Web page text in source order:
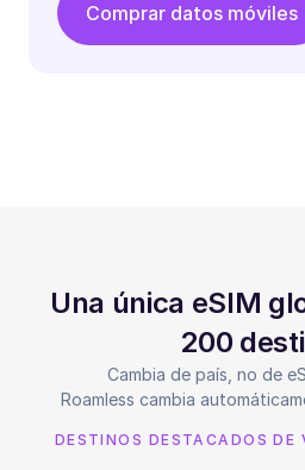
Comprar datos móviles
Una única eSIM
200
Cambia de país, no de
Roamless cambia
DESTINOS DESTACADOS DE